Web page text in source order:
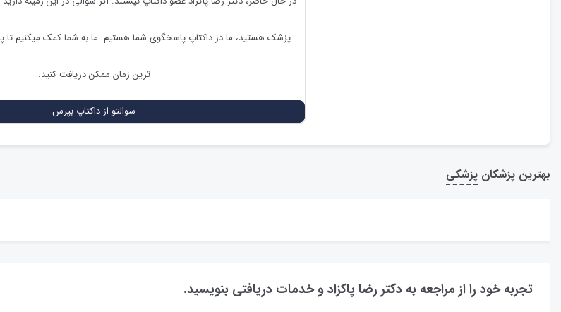
پزشک هستید، ما در داکتاپ پاسخگوی شما هستیم. ما به شما کمک میکنیم تا
ترین زمان ممکن دریافت کنید.
سوالتو از داکتاپ بپرس
بهترین پزشکان پزشکی
تجربه خود را از مراجعه به دکتر رضا پاکزاد و خدمات دریافتی بنویسید.